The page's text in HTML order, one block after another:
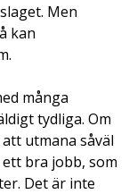
Men
kan
många
tydliga. Om
utmana såväl
bra jobb, som
Det är inte